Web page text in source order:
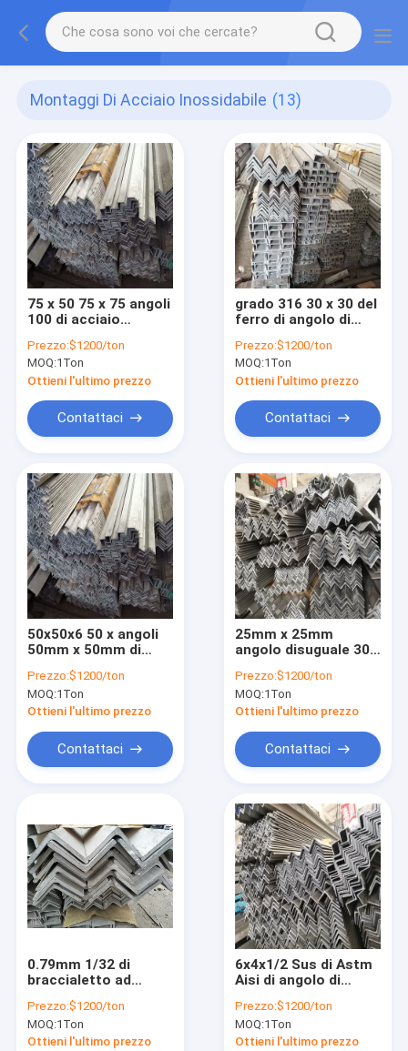
Montaggi Di Acciaio Inossidabile (13)
75 x 50 75 x 75 angoli
100 di acciaio
0.9mm x 100 100 x 50
20 x 20 laminati a
caldo
Prezzo:$1200/ton
MOQ:1Ton
Ottieni l'ultimo prezzo
Contattaci
grado 316 30 x 30 del
ferro di angolo di
6x6x3/8 1/16 304 con
0.3-10mm
Prezzo:$1200/ton
MOQ:1Ton
Ottieni l'ultimo prezzo
Contattaci
50x50x6 50 x angoli
50mm x 50mm di
50 x 3 75mm Astm
316l 304l 201 430
Prezzo:$1200/ton
MOQ:1Ton
Ottieni l'ultimo prezzo
Contattaci
25mm x 25mm
angolo disuguale 304
inossidabile di 10mm
x di 10mm 316 30mm
35mm
Prezzo:$1200/ton
MOQ:1Ton
Ottieni l'ultimo prezzo
Contattaci
0.79mm 1/32 di
braccialetto ad
X.25 40 di acciaio
inossidabile x 40
60mm 200mm
Prezzo:$1200/ton
MOQ:1Ton
Ottieni l'ultimo prezzo
6x4x1/2 Sus di Astm
Aisi di angolo di
1x1x1/8 di 70mm x di
70 15mm 12mm
10mm densamente
Prezzo:$1200/ton
MOQ:1Ton
Ottieni l'ultimo prezzo